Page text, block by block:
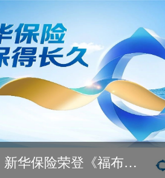
第378位！新华保险荣登《福布斯》全球500强